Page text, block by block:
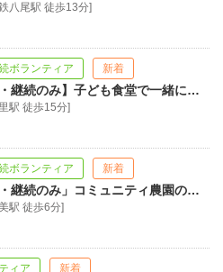
八尾駅 徒歩13分]
ボランティア 新着
【大阪・生野区・継続のみ】子ども食堂で一緒に活動しませんか？
駅 徒歩15分]
ボランティア 新着
「大阪市平野区・継続のみ」コミュニティ農園のボランティアリーダー募集
駅 徒歩6分]
ィア 新着